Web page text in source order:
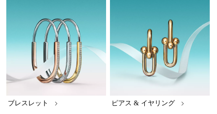
ブレスレット ピアス & イヤリング